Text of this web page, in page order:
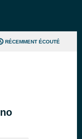
RÉCEMMENT ÉCOUTÉ